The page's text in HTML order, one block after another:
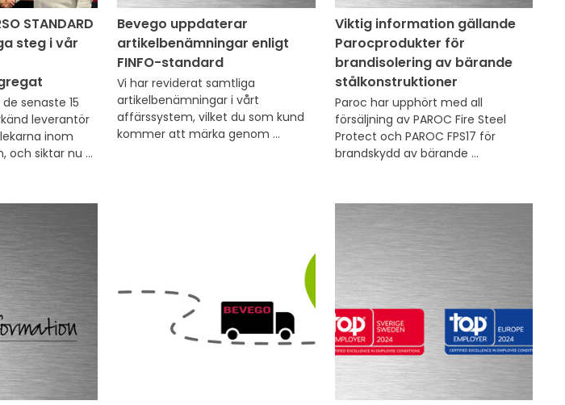
STANDARD
steg i vår
senaste 15
leverantör
inom
och siktar nu
som
Bevego uppdaterar
artikelbenämningar enligt
FINFO-standard
Vi har reviderat samtliga
artikelbenämningar i vårt
affärssystem, vilket du som kund
kommer att märka genom
Viktig information gällande
Parocprodukter för
brandisolering av bärande
stålkonstruktioner
Paroc har upphört med all
försäljning av PAROC Fire Steel
Protect och PAROC FPS17 för
brandskydd av bärande